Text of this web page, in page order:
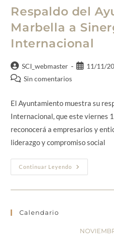
Respaldo del
Marbella a
Internacional
SCI_webmaster 11/11/
Sin comentarios
El Ayuntamiento muestra su
Internacional, que este viernes
reconocerá a empresarios y
liderazgo y compromiso social
Continuar Leyendo
Calendario